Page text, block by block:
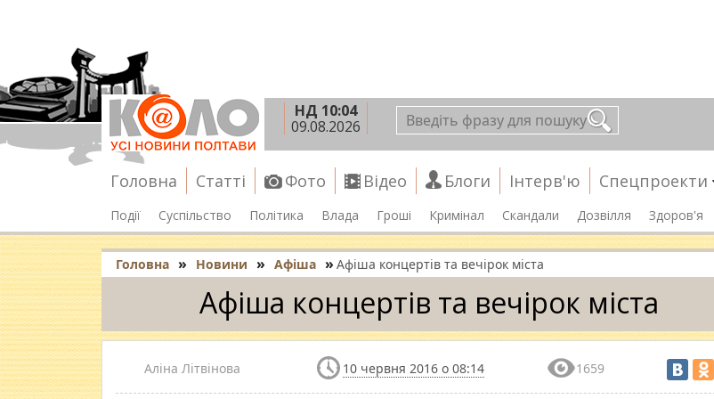
НД 10:04
09.08.2026
Головна Статті Фото Відео Блоги Інтерв'ю Спецпроекти
Події Суспільство Політика Влада Гроші Кримінал Скандали Дозвілля Здоров'я
Головна » Новини » Афіша » Афіша концертів та вечірок міста
Афіша концертів та вечірок міста
Аліна Літвінова 10 червня 2016 о 08:14 1659